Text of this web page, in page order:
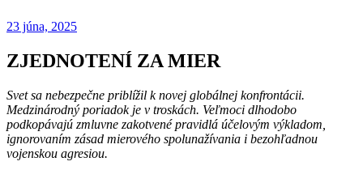
23 júna, 2025
ZJEDNOTENÍ ZA MIER
Svet sa nebezpečne priblížil k novej globálnej konfrontácii.
Medzinárodný poriadok je v troskách. Veľmoci dlhodobo
podkopávajú zmluvne zakotvené pravidlá účelovým výkladom,
ignorovaním zásad mierového spolunažívania i bezohľadnou
vojenskou agresiou.